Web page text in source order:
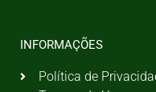
INFORMAÇÕES
Política de